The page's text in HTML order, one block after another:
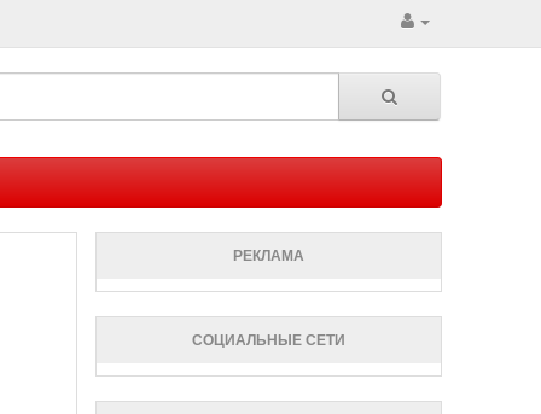
РЕКЛАМА
СОЦИАЛЬНЫЕ СЕТИ